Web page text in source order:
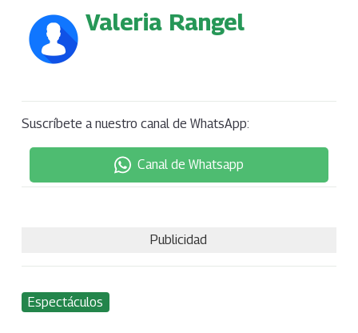
Valeria Rangel
Suscríbete a nuestro canal de WhatsApp:
Canal de Whatsapp
Publicidad
Espectáculos